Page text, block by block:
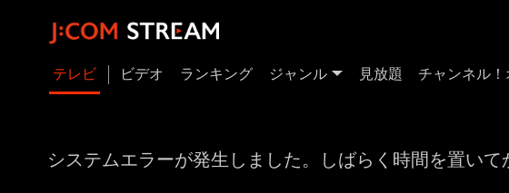
テレビ ビデオ ランキング ジャンル 見放題 チャンネル！
システムエラーが発生しました。しばらく時間を置い